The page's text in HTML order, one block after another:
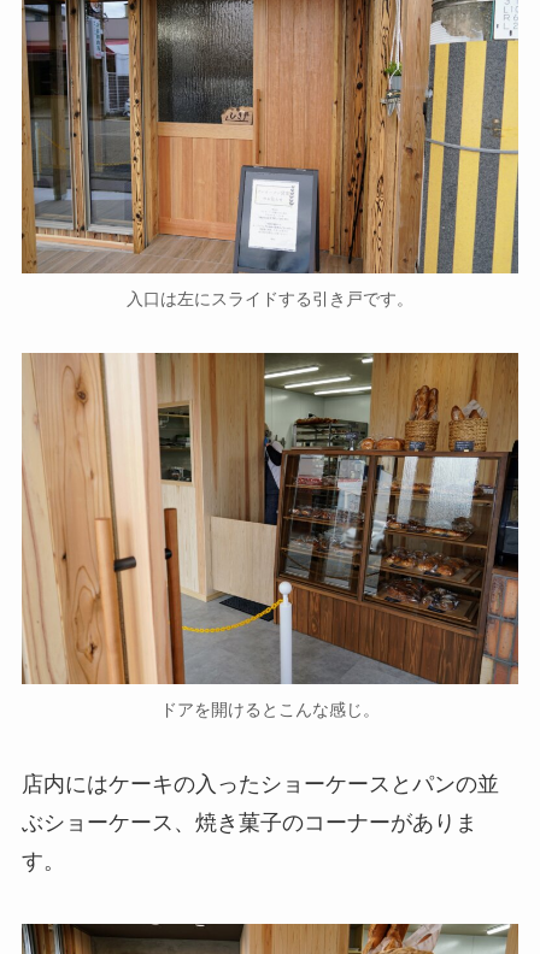
入口は左にスライドする引き戸です。
ドアを開けるとこんな感じ。
店内にはケーキの入ったショーケースとパンの並
ぶショーケース、焼き菓子のコーナーがありま
す。